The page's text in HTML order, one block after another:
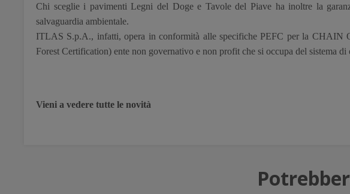
Chi sceglie i pavimenti Legni del Doge e Tavole del Piave ha inoltre la
salvaguardia ambientale.
ITLAS S.p.A., infatti, opera in conformità alle specifiche PEFC per la
Forest Certification) ente non governativo e non profit che si occupa del sistema
Vieni a vedere tutte le novità